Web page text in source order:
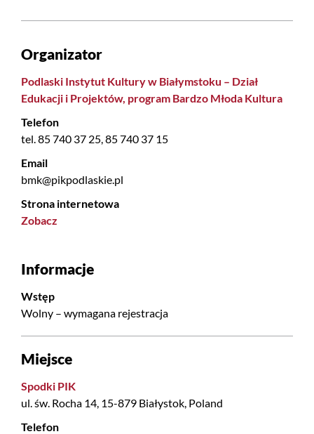
Organizator
Podlaski Instytut Kultury w Białymstoku – Dział
Edukacji i Projektów, program Bardzo Młoda Kultura
Telefon
tel. 85 740 37 25, 85 740 37 15
Email
bmk@pikpodlaskie.pl
Strona internetowa
Zobacz
Informacje
Wstęp
Wolny – wymagana rejestracja
Miejsce
Spodki PIK
ul. św. Rocha 14, 15-879 Białystok, Poland
Telefon